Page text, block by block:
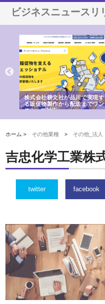
ビジネスニュースリ
株式会社耕文社が品川で実現す
る販促物製作から配送までワン
ストップ対応
ホーム > その他業種 > その他_法人
吉忠化学工業株
twitter facebook